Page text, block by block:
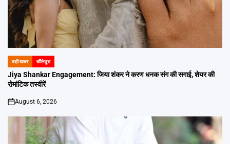
POSTED
IN
बड़ी खबर बॉलिवुड
Jiya Shankar Engagement: जिया शंकर ने करण धनक संग की सगाई, शेयर की
रोमांटिक तस्वीरें
on
August 6, 2026